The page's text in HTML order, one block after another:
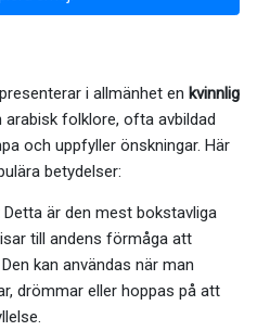
i allmänhet en kvinnlig
arabisk folklore, ofta avbildad
och uppfyller önskningar. Här
betydelser:
Detta är den mest bokstavliga
till andens förmåga att
kan användas när man
drömmar eller hoppas på att